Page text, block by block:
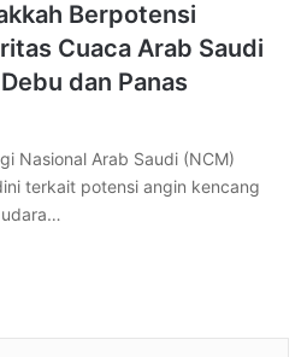
Berpotensi
Cuaca Arab Saudi
dan Panas
Nasional Arab Saudi (NCM)
terkait potensi angin kencang